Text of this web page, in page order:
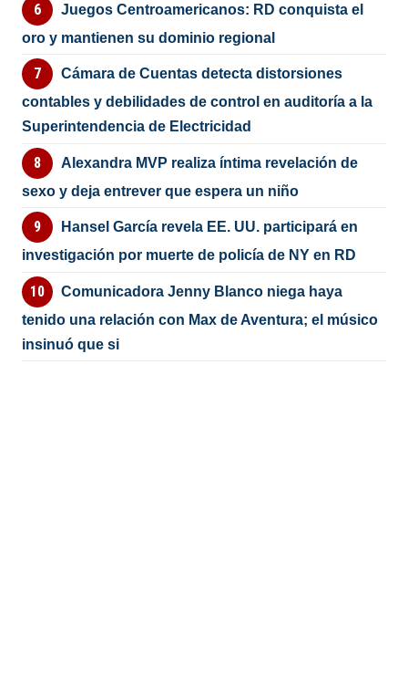
Juegos Centroamericanos: RD conquista el
oro y mantienen su dominio regional
Cámara de Cuentas detecta distorsiones
contables y debilidades de control en auditoría a la
Superintendencia de Electricidad
Alexandra MVP realiza íntima revelación de
sexo y deja entrever que espera un niño
Hansel García revela EE. UU. participará en
investigación por muerte de policía de NY en RD
Comunicadora Jenny Blanco niega haya
tenido una relación con Max de Aventura; el músico
insinuó que si